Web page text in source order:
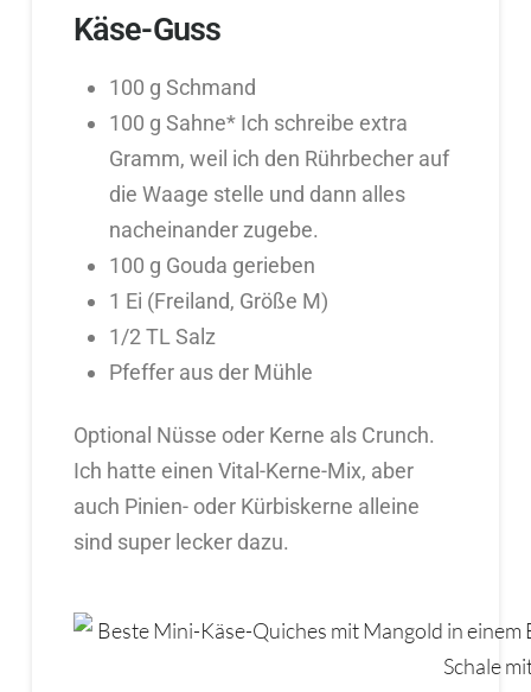
Käse-Guss
100 g Schmand
100 g Sahne* Ich schreibe extra
Gramm, weil ich den Rührbecher auf
die Waage stelle und dann alles
nacheinander zugebe.
100 g Gouda gerieben
1 Ei (Freiland, Größe M)
1/2 TL Salz
Pfeffer aus der Mühle
Optional Nüsse oder Kerne als Crunch.
Ich hatte einen Vital-Kerne-Mix, aber
auch Pinien- oder Kürbiskerne alleine
sind super lecker dazu.